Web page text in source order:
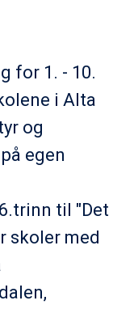
for 1. - 10.
i Alta
og
egen
til "Det
skoler med